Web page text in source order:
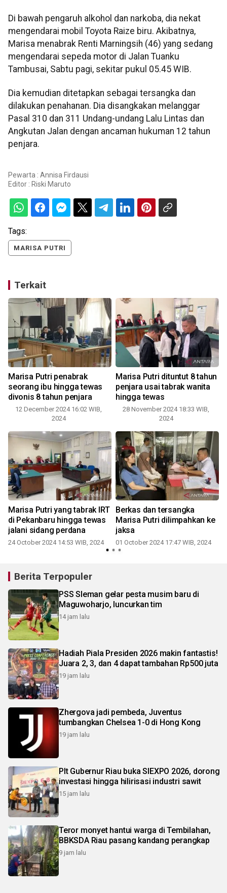
Di bawah pengaruh alkohol dan narkoba, dia nekat
mengendarai mobil Toyota Raize biru. Akibatnya,
Marisa menabrak Renti Marningsih (46) yang sedang
mengendarai sepeda motor di Jalan Tuanku
Tambusai, Sabtu pagi, sekitar pukul 05.45 WIB.
Dia kemudian ditetapkan sebagai tersangka dan
dilakukan penahanan. Dia disangkakan melanggar
Pasal 310 dan 311 Undang-undang Lalu Lintas dan
Angkutan Jalan dengan ancaman hukuman 12 tahun
penjara.
Pewarta : Annisa Firdausi
Editor : Riski Maruto
Tags:
MARISA PUTRI
Terkait
Marisa Putri penabrak
seorang ibu hingga tewas
divonis 8 tahun penjara
12 December 2024 16:02 WIB,
2024
Marisa Putri dituntut 8 tahun
penjara usai tabrak wanita
hingga tewas
28 November 2024 18:33 WIB,
2024
Marisa Putri yang tabrak IRT
di Pekanbaru hingga tewas
jalani sidang perdana
24 October 2024 14:53 WIB, 2024
Berkas dan tersangka
Marisa Putri dilimpahkan ke
jaksa
01 October 2024 17:47 WIB, 2024
Berita Terpopuler
PSS Sleman gelar pesta musim baru di
Maguwoharjo, luncurkan tim
14 jam lalu
Hadiah Piala Presiden 2026 makin fantastis!
Juara 2, 3, dan 4 dapat tambahan Rp500 juta
19 jam lalu
Zhergova jadi pembeda, Juventus
tumbangkan Chelsea 1-0 di Hong Kong
19 jam lalu
Plt Gubernur Riau buka SIEXPO 2026, dorong
investasi hingga hilirisasi industri sawit
15 jam lalu
Teror monyet hantui warga di Tembilahan,
BBKSDA Riau pasang kandang perangkap
9 jam lalu